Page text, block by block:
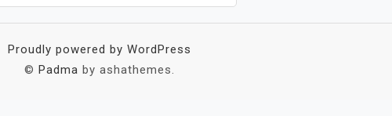
Proudly powered by WordPress
© Padma by ashathemes.